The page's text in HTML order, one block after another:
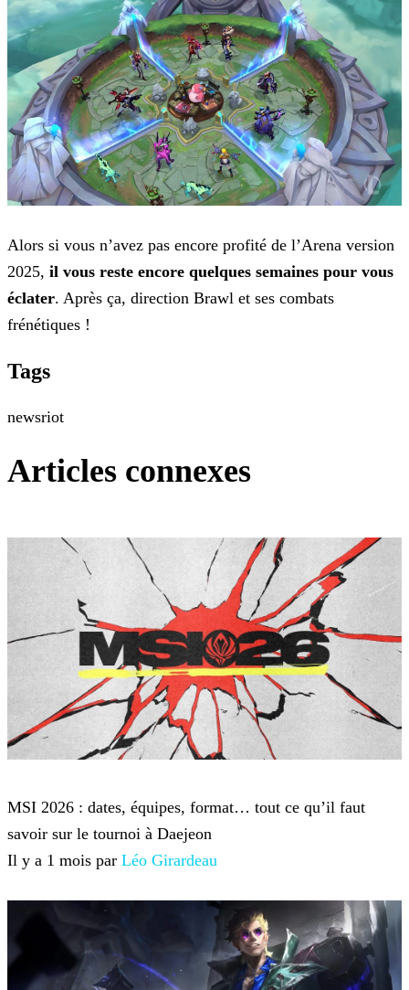
Alors si vous n’avez pas encore profité de l’Arena version
2025, il vous reste encore quelques semaines pour vous
éclater. Après ça, direction Brawl et ses combats
frénétiques !
Tags
newsriot
Articles connexes
MSI 2026 : dates, équipes, format… tout ce qu’il faut
savoir sur le tournoi à Daejeon
Il y a 1 mois par Léo Girardeau